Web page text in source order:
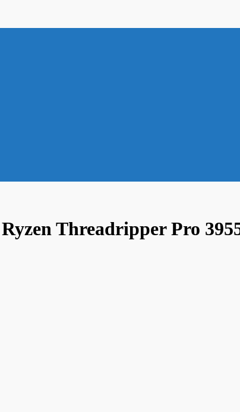
Threadripper Pro